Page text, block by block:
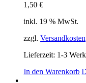
1,50 €
inkl. 19 % MwSt.
zzgl. Versandkosten
Lieferzeit: 1-3
In den Warenkorb